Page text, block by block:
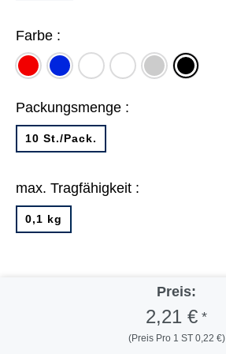
Farbe :
rot blau weiß
farbig
sortiert
grau schwarz
Packungsmenge :
10 St./Pack.
max. Tragfähigkeit :
0,1 kg
Preis:
2,21 € *
(Preis Pro 1 ST 0,22 €)